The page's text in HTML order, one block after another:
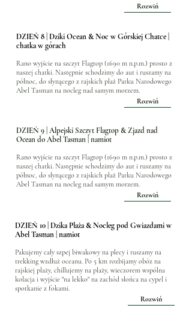
Rozwiń
DZIEŃ 8 | Dziki Ocean & Noc w Górskiej Chatce |
chatka w górach
Rano wyjście na szczyt Flagtop (1690 m n.p.m.) prosto z
naszej chatki. Następnie schodzimy do aut i ruszamy na
północ, do słynącego z rajskich plaż Parku Narodowego
Abel Tasman na nocleg nad samym morzem.
Rozwiń
DZIEŃ 9 | Alpejski Szczyt Flagtop & Zjazd nad
Ocean do Abel Tasman | namiot
Rano wyjście na szczyt Flagtop (1690 m n.p.m.) prosto z
naszej chatki. Następnie schodzimy do aut i ruszamy na
północ, do słynącego z rajskich plaż Parku Narodowego
Abel Tasman na nocleg nad samym morzem.
Rozwiń
DZIEŃ 10 | Dzika Plaża & Nocleg pod Gwiazdami w
Abel Tasman | namiot
Pakujemy cały szpej biwakowy na plecy i ruszamy na
trekking wzdłuż oceanu. Po 5 km rozbijamy obóz na
rajskiej plaży, chillujemy na plaży, wieczorem wspólna
kolacja i wyjście "na lekko" na zachód słońca na cypel i
spotkanie z fokami.
Rozwiń